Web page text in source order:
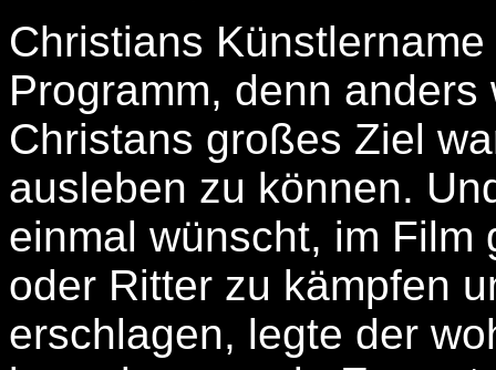
Christians
Programm, denn
Christans großes Ziel
ausleben zu können.
einmal wünscht, im Film
oder Ritter zu kämpfen
erschlagen, legte der